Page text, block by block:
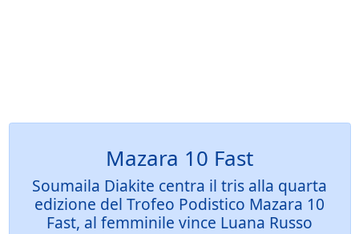
Mazara 10 Fast
Soumaila Diakite centra il tris alla quarta
edizione del Trofeo Podistico Mazara 10
Fast, al femminile vince Luana Russo